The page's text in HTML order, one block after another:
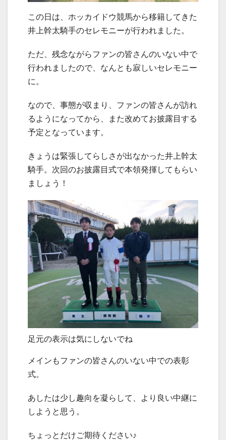
この日は、ホッカイドウ競馬から移籍してきた
井上幹太騎手のセレモニーが行われました。
ただ、残念ながらファンの皆さんのいない中で
行われましたので、なんとも寂しいセレモニー
に。
なので、事態が収まり、ファンの皆さんが訪れ
るようになってから、また改めてお披露目する
予定となっています。
きょうは緊張してらしさが出なかった井上幹太
騎手。次回のお披露目式で本領発揮してもらい
ましょう！
足元の表示は気にしないでね
メインもファンの皆さんのいない中での表彰
式。
あしたは少し趣向を凝らして、より良い中継に
しようと思う。
ちょっとだけご期待ください♪